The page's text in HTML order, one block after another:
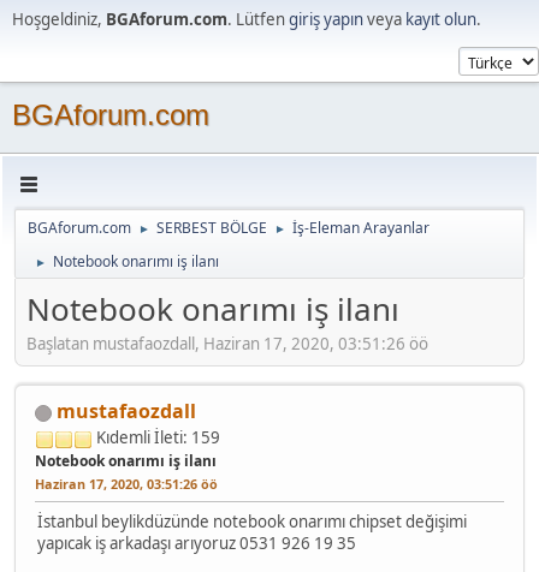
Hoşgeldiniz, BGAforum.com. Lütfengiriş yapınveya kayıt olun.
BGAforum.com
BGAforum.com ► SERBEST BÖLGE ► İş-Eleman Arayanlar
► Notebook onarımı iş ilanı
Notebook onarımı iş ilanı
Başlatan mustafaozdall, Haziran 17, 2020, 03:51:26 öö
mustafaozdall
Kıdemliİleti: 159
Notebook onarımı iş ilanı
Haziran 17, 2020, 03:51:26 öö
İstanbul beylikdüzünde notebook onarımı chipset değişimi
yapıcak iş arkadaşı arıyoruz 0531 926 19 35